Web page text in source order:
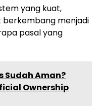
yang kuat,
menjadi
pasal yang
Sudah Aman?
Ownership